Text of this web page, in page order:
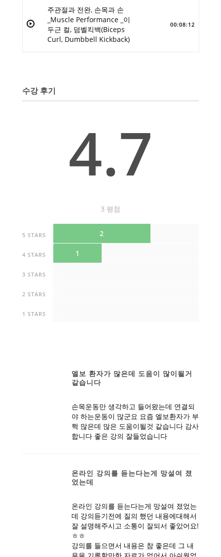
주관절과 전완, 손목과 손
_Muscle Performance _이
두근 컬, 덤벨킥백(Biceps
Curl, Dumbbell Kickback)
00:08:12
수강 후기
4.7
3 평점
5 STARS 2
4 STARS 1
3 STARS
2 STARS
1 STARS
엘보 환자가 많은데 도움이 많이될거
같습니다
손목운동만 생각하고 들어왔는데 연결되
야 하는운동이 많군요 요즘 엘보환자가 부
쩍 많은데 많은 도움이될것 같습니다 감사
합니다 좋은 강의 잘들었습니다
온라인 강의를 듣는다는게 망설여 졌
었는데
온라인 강의를 듣는다는게 망설여 졌었는
데 강의듣기전에 질의 했던 내용에대해서
잘 설명해주시고 소통이 잘되서 좋았어요!
ㅎㅎ
강의를 들으면서 내용은 참 좋은데 그 내